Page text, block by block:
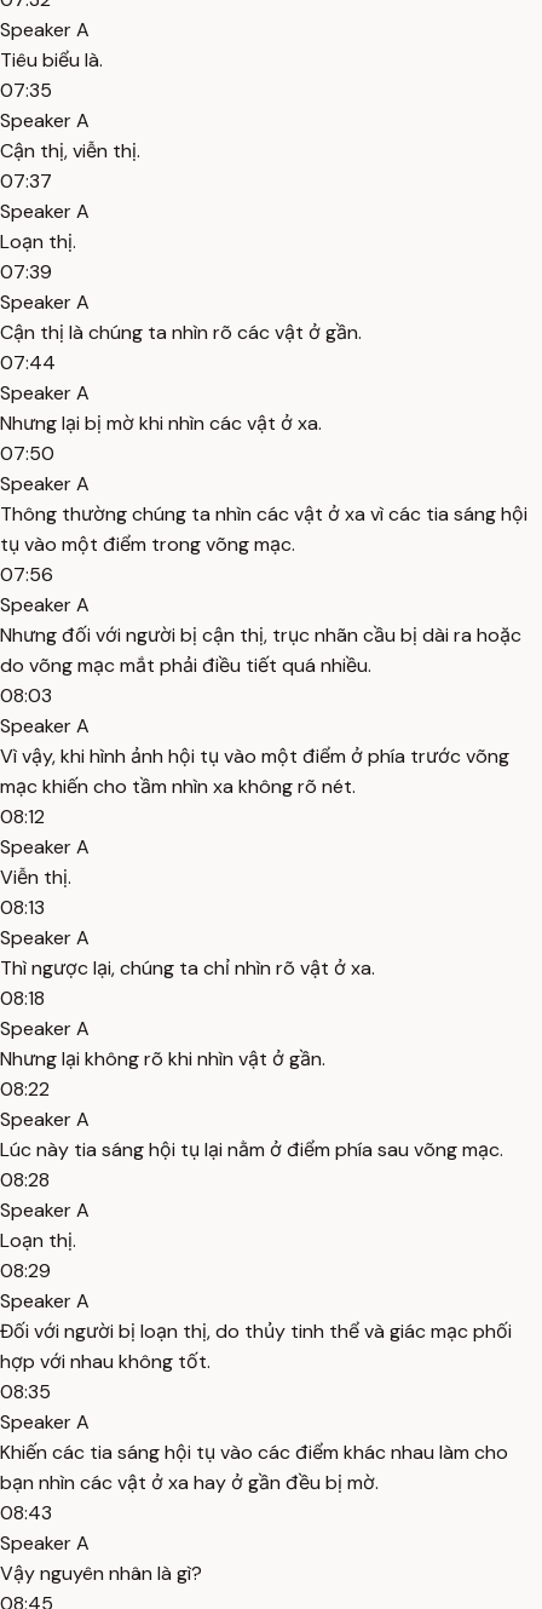
Speaker A
Tiêu biểu là.
07:35
Speaker A
Cận thị, viễn thị.
07:37
Speaker A
Loạn thị.
07:39
Speaker A
Cận thị là chúng ta nhìn rõ các vật ở gần.
07:44
Speaker A
Nhưng lại bị mờ khi nhìn các vật ở xa.
07:50
Speaker A
Thông thường chúng ta nhìn các vật ở xa vì các tia sáng hội
tụ vào một điểm trong võng mạc.
07:56
Speaker A
Nhưng đối với người bị cận thị, trục nhãn cầu bị dài ra hoặc
do võng mạc mắt phải điều tiết quá nhiều.
08:03
Speaker A
Vì vậy, khi hình ảnh hội tụ vào một điểm ở phía trước võng
mạc khiến cho tầm nhìn xa không rõ nét.
08:12
Speaker A
Viễn thị.
08:13
Speaker A
Thì ngược lại, chúng ta chỉ nhìn rõ vật ở xa.
08:18
Speaker A
Nhưng lại không rõ khi nhìn vật ở gần.
08:22
Speaker A
Lúc này tia sáng hội tụ lại nằm ở điểm phía sau võng mạc.
08:28
Speaker A
Loạn thị.
08:29
Speaker A
Đối với người bị loạn thị, do thủy tinh thể và giác mạc phối
hợp với nhau không tốt.
08:35
Speaker A
Khiến các tia sáng hội tụ vào các điểm khác nhau làm cho
bạn nhìn các vật ở xa hay ở gần đều bị mờ.
08:43
Speaker A
Vậy nguyên nhân là gì?
08:45